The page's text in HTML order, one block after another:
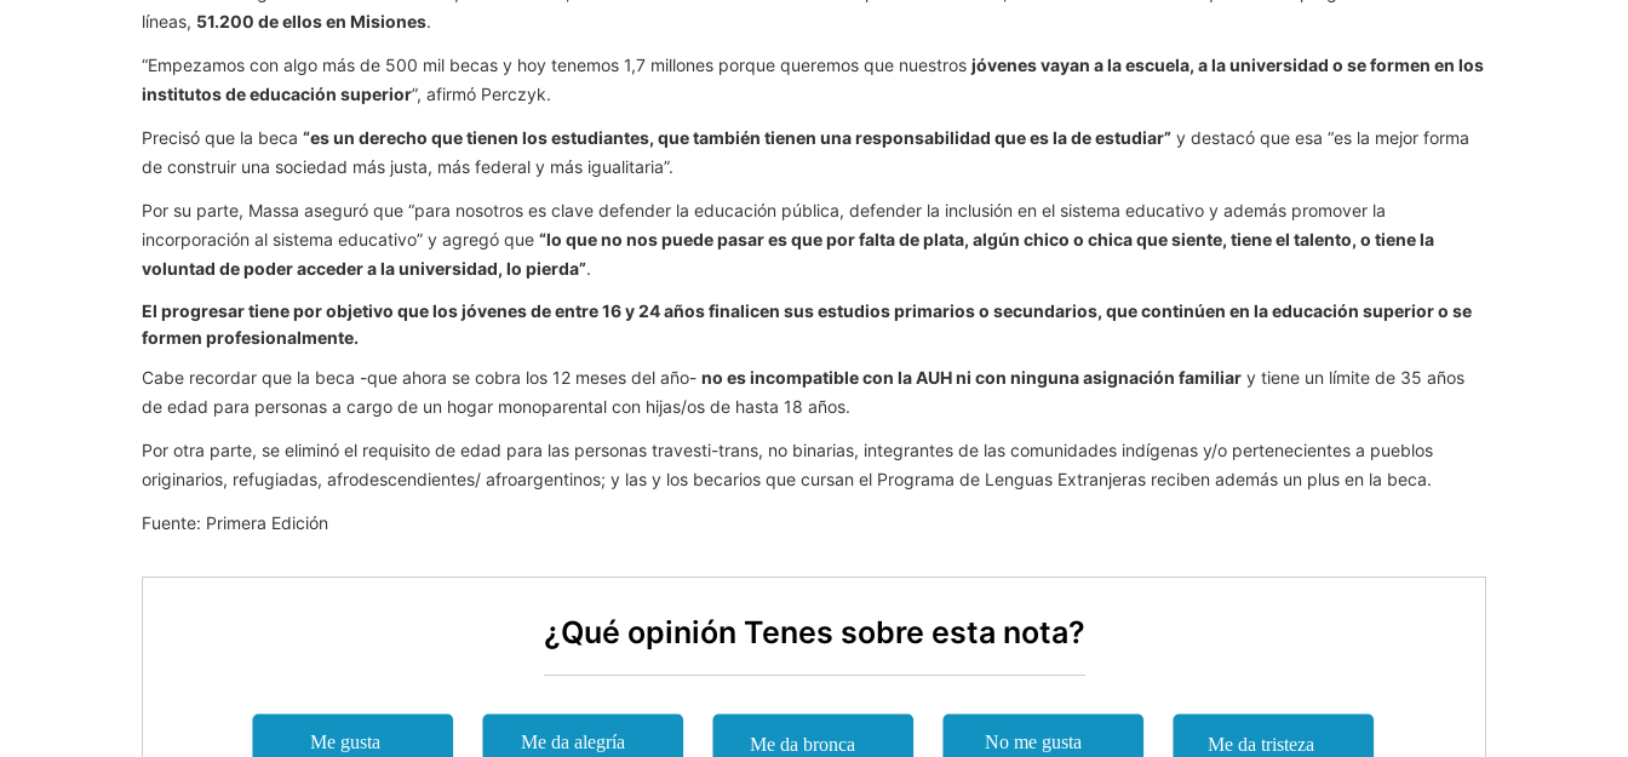
líneas, 51.200 de ellos en Misiones.
“Empezamos con algo más de 500 mil becas y hoy tenemos 1,7 millones porque queremos que nuestros jóvenes vayan a la escuela, a la universidad o se formen en los
institutos de educación superior”, afirmó Perczyk.
Precisó que la beca “es un derecho que tienen los estudiantes, que también tienen una responsabilidad que es la de estudiar” y destacó que esa “es la mejor forma
de construir una sociedad más justa, más federal y más igualitaria”.
Por su parte, Massa aseguró que “para nosotros es clave defender la educación pública, defender la inclusión en el sistema educativo y además promover la
incorporación al sistema educativo” y agregó que “lo que no nos puede pasar es que por falta de plata, algún chico o chica que siente, tiene el talento, o tiene la
voluntad de poder acceder a la universidad, lo pierda”.
El progresar tiene por objetivo que los jóvenes de entre 16 y 24 años finalicen sus estudios primarios o secundarios, que continúen en la educación superior o se
formen profesionalmente.
Cabe recordar que la beca -que ahora se cobra los 12 meses del año- no es incompatible con la AUH ni con ninguna asignación familiar y tiene un límite de 35 años
de edad para personas a cargo de un hogar monoparental con hijas/os de hasta 18 años.
Por otra parte, se eliminó el requisito de edad para las personas travesti-trans, no binarias, integrantes de las comunidades indígenas y/o pertenecientes a pueblos
originarios, refugiadas, afrodescendientes/ afroargentinos; y las y los becarios que cursan el Programa de Lenguas Extranjeras reciben además un plus en la beca.
Fuente: Primera Edición
¿Qué opinión Tenes sobre esta nota?